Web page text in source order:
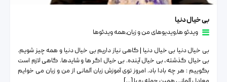
بی خیال دنیا
ویدئو ها٫ویدیوهای من و زبان٫همه ویدئوها
بی خیال دنیا بی خیال دنیا | گاهی نیاز داریم بی خیال دنیا و همه چیز شویم.
بی خیال گذشته، بی خیال آینده. بی خیال اگر ها و شایدها. گاهی لازم است
بگوییم : هر چه بادا باد. امروز توی آموزش زبان آلمانی از من و زبان می خوایم